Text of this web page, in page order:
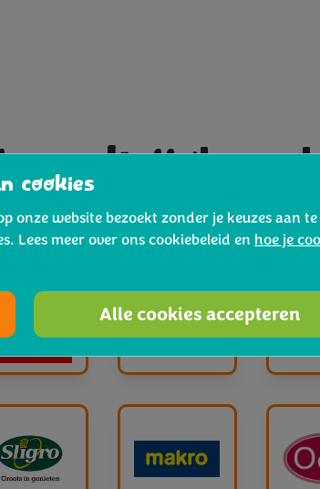
verkrijgbaar
cookies
onze website bezoekt zonder je keuzes aan te
Lees meer over ons cookiebeleid en hoe je
Alle cookies accepteren